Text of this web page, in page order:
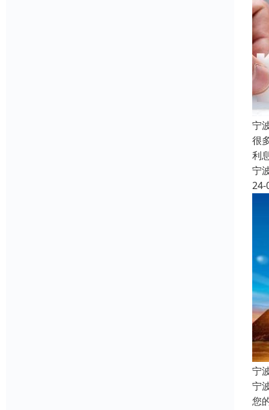
宁
很
利
宁
24-
宁
宁
您